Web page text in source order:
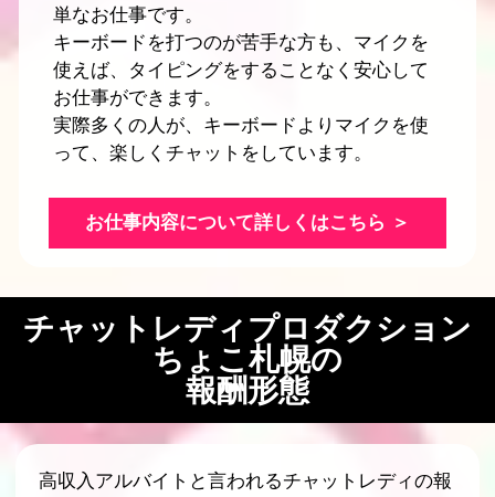
単なお仕事です。
キーボードを打つのが苦手な方も、マイクを
使えば、タイピングをすることなく安心して
お仕事ができます。
実際多くの人が、キーボードよりマイクを使
って、楽しくチャットをしています。
お仕事内容について詳しくはこちら ＞
チャットレディプロダクション
ちょこ札幌の
報酬形態
高収入アルバイトと言われるチャットレディの報